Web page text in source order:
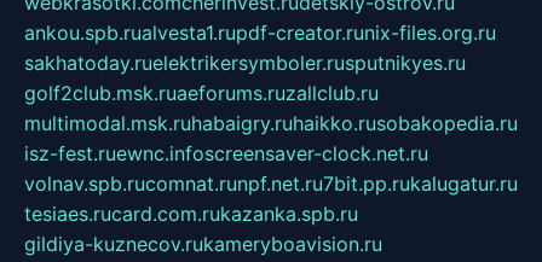
ankou.spb.rualvesta1.rupdf-creator.runix-files.org.ru
sakhatoday.ruelektrikersymboler.rusputnikyes.ru
golf2club.msk.ruaeforums.ruzallclub.ru
multimodal.msk.ruhabaigry.ruhaikko.rusobakopedia.ru
isz-fest.ruewnc.infoscreensaver-clock.net.ru
volnav.spb.rucomnat.runpf.net.ru7bit.pp.rukalugatur.ru
tesiaes.rucard.com.rukazanka.spb.ru
gildiya-kuznecov.rukameryboavision.ru